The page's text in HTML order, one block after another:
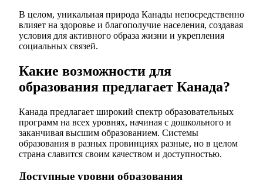
В целом, уникальная природа Канады непосредственно
влияет на здоровье и благополучие населения, создавая
условия для активного образа жизни и укрепления
социальных связей.
Какие возможности для
образования предлагает Канада?
Канада предлагает широкий спектр образовательных
программ на всех уровнях, начиная с дошкольного и
заканчивая высшим образованием. Системы
образования в разных провинциях разные, но в целом
страна славится своим качеством и доступностью.
Доступные уровни образования